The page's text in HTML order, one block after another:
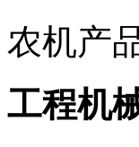
农机产
工程机